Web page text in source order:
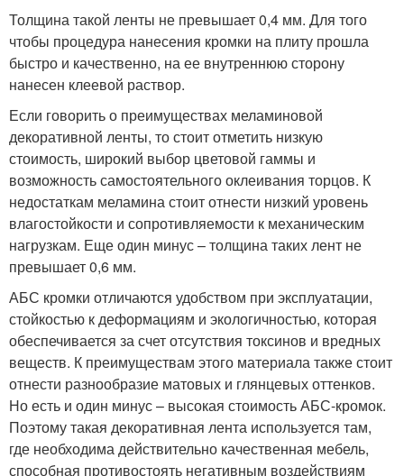
Толщина такой ленты не превышает 0,4 мм. Для того
чтобы процедура нанесения кромки на плиту прошла
быстро и качественно, на ее внутреннюю сторону
нанесен клеевой раствор.
Если говорить о преимуществах меламиновой
декоративной ленты, то стоит отметить низкую
стоимость, широкий выбор цветовой гаммы и
возможность самостоятельного оклеивания торцов. К
недостаткам меламина стоит отнести низкий уровень
влагостойкости и сопротивляемости к механическим
нагрузкам. Еще один минус – толщина таких лент не
превышает 0,6 мм.
АБС кромки отличаются удобством при эксплуатации,
стойкостью к деформациям и экологичностью, которая
обеспечивается за счет отсутствия токсинов и вредных
веществ. К преимуществам этого материала также стоит
отнести разнообразие матовых и глянцевых оттенков.
Но есть и один минус – высокая стоимость АБС-кромок.
Поэтому такая декоративная лента используется там,
где необходима действительно качественная мебель,
способная противостоять негативным воздействиям